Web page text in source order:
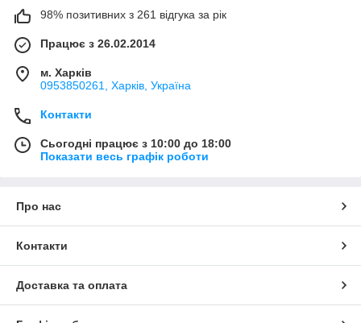
98% позитивних з 261 відгука за рік
Працює з 26.02.2014
м. Харків
0953850261, Харків, Україна
Контакти
Сьогодні працює з 10:00 до 18:00
Показати весь графік роботи
Про нас
Контакти
Доставка та оплата